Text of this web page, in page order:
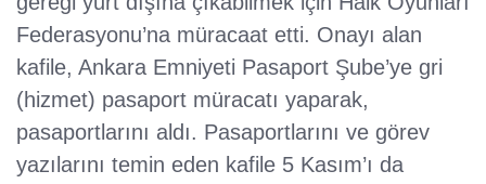
Federasyonu’na müracaat etti. Onayı alan
kafile, Ankara Emniyeti Pasaport Şube’ye gri
(hizmet) pasaport müracatı yaparak,
pasaportlarını aldı. Pasaportlarını ve görev
yazılarını temin eden kafile 5 Kasım’ı da